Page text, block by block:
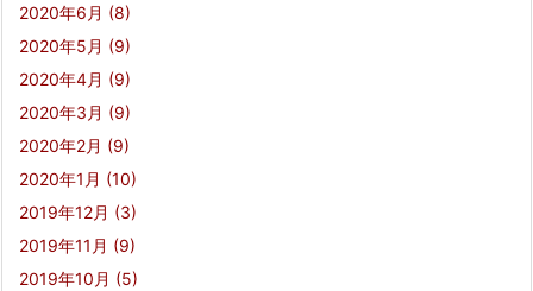
2020年6月 (8)
2020年5月 (9)
2020年4月 (9)
2020年3月 (9)
2020年2月 (9)
2020年1月 (10)
2019年12月 (3)
2019年11月 (9)
2019年10月 (5)